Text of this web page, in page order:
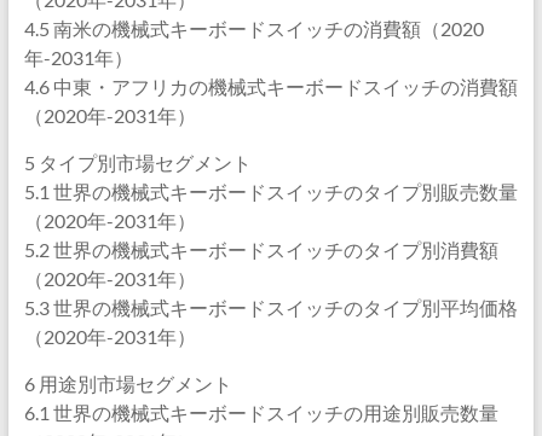
4.5 南米の機械式キーボードスイッチの消費額（2020
年-2031年）
4.6 中東・アフリカの機械式キーボードスイッチの消費額
（2020年-2031年）
5 タイプ別市場セグメント
5.1 世界の機械式キーボードスイッチのタイプ別販売数量
（2020年-2031年）
5.2 世界の機械式キーボードスイッチのタイプ別消費額
（2020年-2031年）
5.3 世界の機械式キーボードスイッチのタイプ別平均価格
（2020年-2031年）
6 用途別市場セグメント
6.1 世界の機械式キーボードスイッチの用途別販売数量